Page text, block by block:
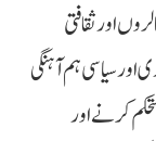
اور ثقافتی
سیاسی ہم آہنگی
کرنے اور